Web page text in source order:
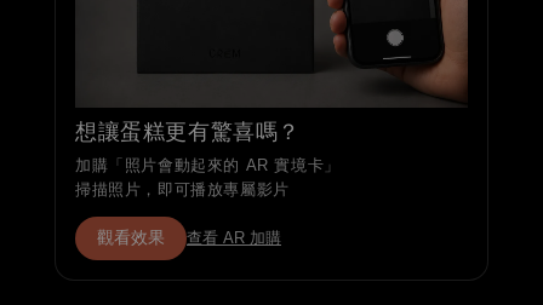
想讓蛋糕更有驚喜嗎？
加購「照片會動起來的 AR 實境卡」
掃描照片，即可播放專屬影片
觀看效果 查看 AR 加購